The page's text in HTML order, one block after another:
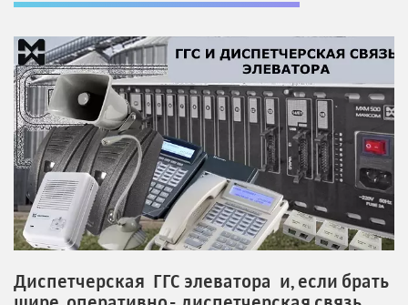
Диспетчерская ГГС элеватора и, если брать